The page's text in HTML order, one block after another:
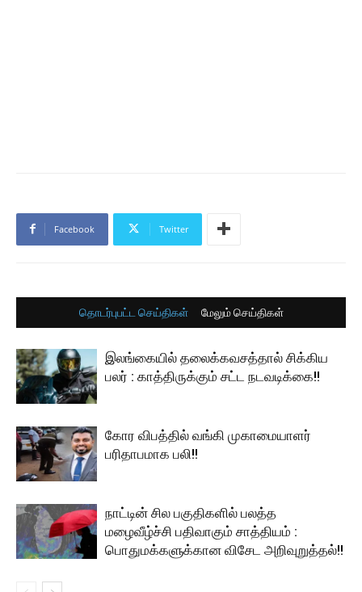
Facebook Twitter
தொடர்புபட்ட செய்திகள் மேலும் செய்திகள்
இலங்கையில் தலைக்கவசத்தால் சிக்கிய
பலர் : காத்திருக்கும் சட்ட நடவடிக்கை!!
கோர விபத்தில் வங்கி முகாமையாளர்
பரிதாபமாக பலி!!
நாட்டின் சில பகுதிகளில் பலத்த
மழைவீழ்ச்சி பதிவாகும் சாத்தியம் :
பொதுமக்களுக்கான விசேட அறிவுறுத்தல்!!